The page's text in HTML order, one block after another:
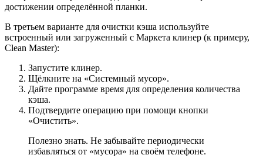
достижении определённой планки.
В третьем варианте для очистки кэша используйте
встроенный или загруженный с Маркета клинер (к примеру,
Clean Master):
Запустите клинер.
Щёлкните на «Системный мусор».
Дайте программе время для определения количества
кэша.
Подтвердите операцию при помощи кнопки
«Очистить».
Полезно знать. Не забывайте периодически
избавляться от «мусора» на своём телефоне.